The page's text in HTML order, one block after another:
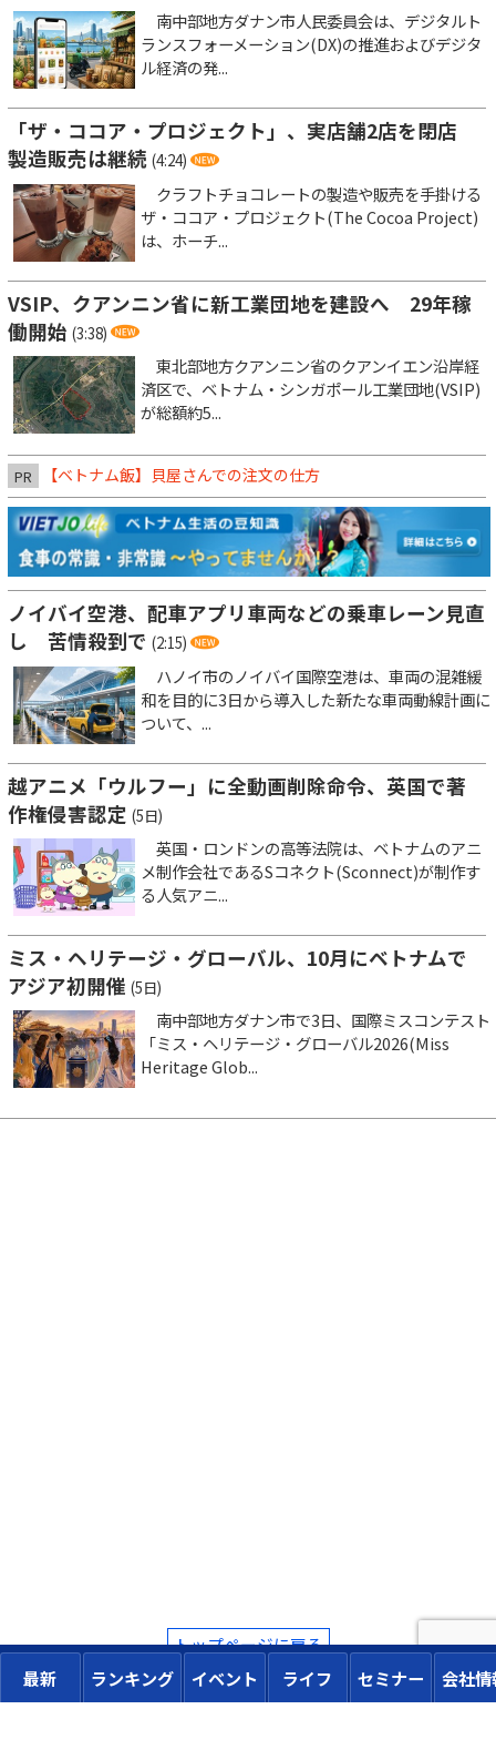
南中部地方ダナン市人民委員会は、デジタルト
ランスフォーメーション(DX)の推進およびデジタ
ル経済の発...
「ザ・ココア・プロジェクト」、実店舗2店を閉店
製造販売は継続 (4:24)
クラフトチョコレートの製造や販売を手掛ける
ザ・ココア・プロジェクト(The Cocoa Project)
は、ホーチ...
VSIP、クアンニン省に新工業団地を建設へ 29年稼
働開始 (3:38)
東北部地方クアンニン省のクアンイエン沿岸経
済区で、ベトナム・シンガポール工業団地(VSIP)
が総額約5...
PR 【ベトナム飯】貝屋さんでの注文の仕方
ノイバイ空港、配車アプリ車両などの乗車レーン見直
し 苦情殺到で (2:15)
ハノイ市のノイバイ国際空港は、車両の混雑緩
和を目的に3日から導入した新たな車両動線計画に
ついて、...
越アニメ「ウルフー」に全動画削除命令、英国で著
作権侵害認定 (5日)
英国・ロンドンの高等法院は、ベトナムのアニ
メ制作会社であるSコネクト(Sconnect)が制作す
る人気アニ...
ミス・ヘリテージ・グローバル、10月にベトナムで
アジア初開催 (5日)
南中部地方ダナン市で3日、国際ミスコンテスト
「ミス・ヘリテージ・グローバル2026(Miss
Heritage Glob...
トップページに戻る
広告掲載 Advertise
メルマガ登録
最新 ランキング イベント ライフ セミナー 会社